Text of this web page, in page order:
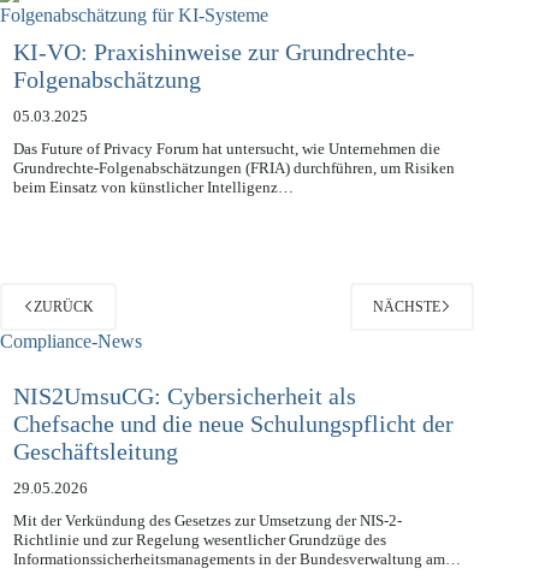
KI-VO: Praxishinweise zur Grundrechte-
Folgenabschätzung
05.03.2025
Das Future of Privacy Forum hat untersucht, wie Unternehmen die
Grundrechte-Folgenabschätzungen (FRIA) durchführen, um Risiken
beim Einsatz von künstlicher Intelligenz…
ZURÜCK NÄCHSTE
Compliance-News
NIS2UmsuCG: Cybersicherheit als
Chefsache und die neue Schulungspflicht der
Geschäftsleitung
29.05.2026
Mit der Verkündung des Gesetzes zur Umsetzung der NIS-2-
Richtlinie und zur Regelung wesentlicher Grundzüge des
Informationssicherheitsmanagements in der Bundesverwaltung am…